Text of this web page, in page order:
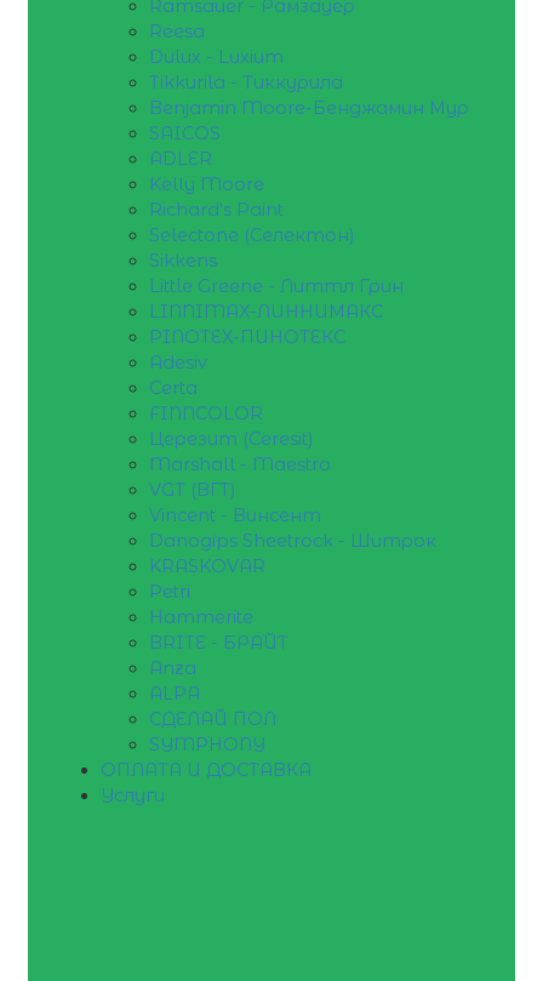
Ramsauer - Рамзауер
Reesa
Dulux - Luxium
Tikkurila - Тиккурила
Benjamin Moore-Бенджамин Мур
SAICOS
ADLER
Kelly Moore
Richard's Paint
Selectone (Селектон)
Sikkens
Little Greene - Литтл Грин
LINNIMAX-ЛИННИМАКС
PINOTEX-ПИНОТЕКС
Adesiv
Certa
FINNCOLOR
Церезит (Ceresit)
Marshall - Maestro
VGT (ВГТ)
Vincent - Винсент
Danogips Sheetrock - Шитрок
KRASKOVAR
Petri
Hammerite
BRITE - БРАЙТ
Anza
ALPA
СДЕЛАЙ ПОЛ
SYMPHONY
ОПЛАТА И ДОСТАВКА
Услуги